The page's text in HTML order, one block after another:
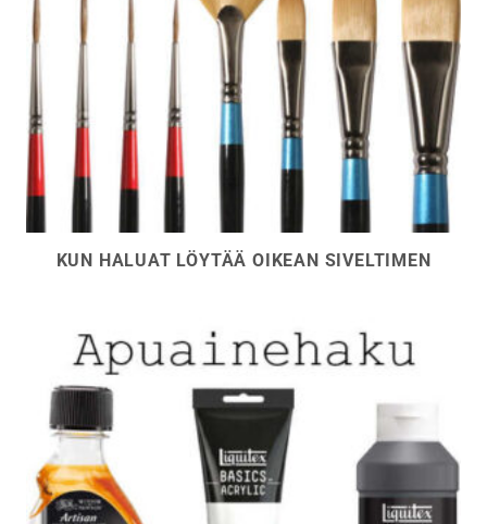
KUN HALUAT LÖYTÄÄ OIKEAN SIVELTIMEN